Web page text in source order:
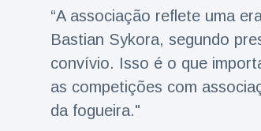
Conservacionistas
celebram o
nascimento do
primeiro tapir de
baixas terras no
zoológico do
Reino Unido em 14
anos
16 July 179 Vistas
Homem da Flórida
preso após lançar
“A associação reflete uma
Bastian Sykora, segundo
convívio. Isso é o que
as competições com
da fogueira."